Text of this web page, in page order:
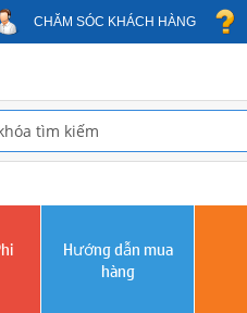
CHĂM SÓC KHÁCH HÀNG
Hướng dẫn mua
hàng